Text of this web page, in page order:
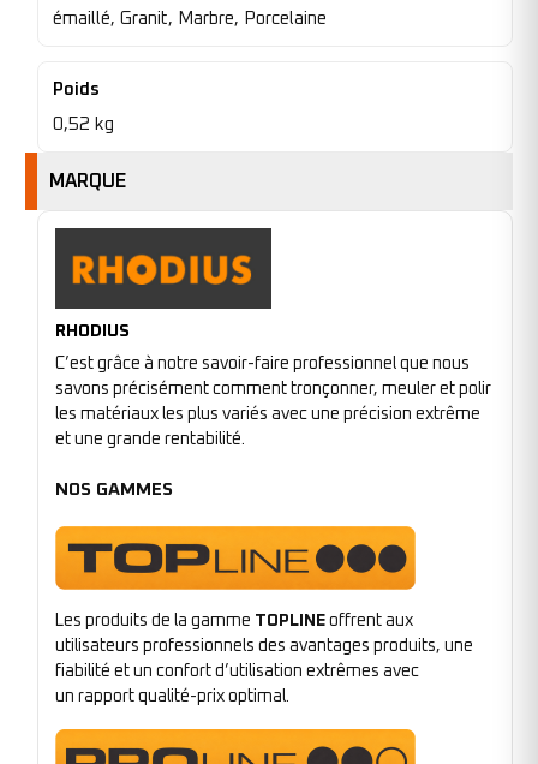
émaillé, Granit, Marbre, Porcelaine
Poids
0,52 kg
MARQUE
RHODIUS
C’est grâce à notre savoir-faire professionnel que nous
savons précisément comment tronçonner, meuler et polir
les matériaux les plus variés avec une précision extrême
et une grande rentabilité.
NOS GAMMES
Les produits de la gamme TOPLINE offrent aux
utilisateurs professionnels des avantages produits, une
fiabilité et un confort d’utilisation extrêmes avec
un rapport qualité-prix optimal.